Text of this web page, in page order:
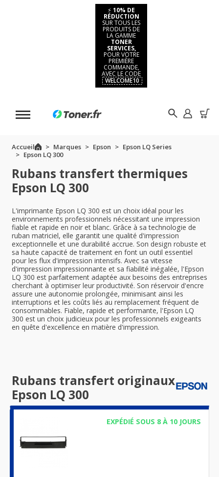
⚡ 10% DE
RÉDUCTION
SUR TOUS LES
PRODUITS DE
LA GAMME
TONER
SERVICES,
POUR VOTRE
PREMIÈRE
COMMANDE,
AVEC LE CODE
WELCOME10
Accueil Marques Epson
Epson LQ Series
Epson LQ 300
Rubans transfert thermiques
Epson LQ 300
L'imprimante Epson LQ 300 est un choix idéal pour les
environnements professionnels nécessitant une impression
fiable et rapide en noir et blanc. Grâce à sa technologie de
ruban matriciel, elle garantit une qualité d'impression
exceptionnelle et une durabilité accrue. Son design robuste et
sa haute capacité de traitement en font un outil essentiel
pour les flux d'impression intensifs. Avec sa vitesse
d'impression impressionnante et sa fiabilité inégalée, l'Epson
LQ 300 est parfaitement adaptée aux besoins des entreprises
cherchant à optimiser leur productivité. Son réservoir d'encre
assure une autonomie prolongée, minimisant ainsi les
interruptions et les coûts liés au remplacement fréquent de
consommables. Fiable, rapide et performante, l'Epson LQ
300 est un choix judicieux pour les professionnels exigeants
en quête d'excellence en matière d'impression.
Rubans transfert originaux
Epson LQ 300
EXPÉDIÉ SOUS 8 À 10 JOURS